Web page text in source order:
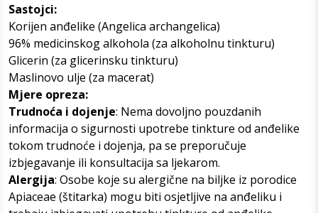
Sastojci:
Korijen anđelike (Angelica archangelica)
96% medicinskog alkohola (za alkoholnu tinkturu)
Glicerin (za glicerinsku tinkturu)
Maslinovo ulje (za macerat)
Mjere opreza:
Trudnoća i dojenje: Nema dovoljno pouzdanih
informacija o sigurnosti upotrebe tinkture od anđelike
tokom trudnoće i dojenja, pa se preporučuje
izbjegavanje ili konsultacija sa ljekarom.
Alergija: Osobe koje su alergične na biljke iz porodice
Apiaceae (štitarka) mogu biti osjetljive na anđeliku i